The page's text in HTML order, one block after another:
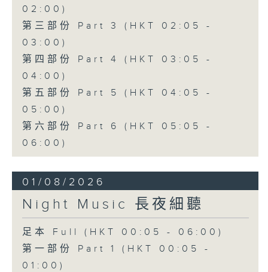
02:00)
第三部份 Part 3 (HKT 02:05 -
03:00)
第四部份 Part 4 (HKT 03:05 -
04:00)
第五部份 Part 5 (HKT 04:05 -
05:00)
第六部份 Part 6 (HKT 05:05 -
06:00)
01/08/2026
Night Music 長夜細聽
足本 Full (HKT 00:05 - 06:00)
第一部份 Part 1 (HKT 00:05 -
01:00)